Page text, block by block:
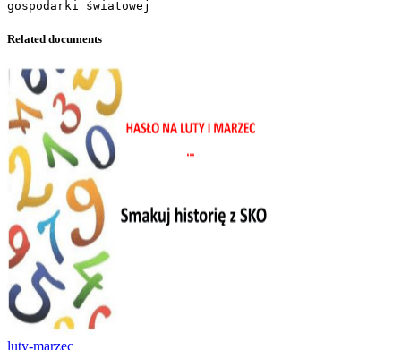
Related documents
luty-marzec